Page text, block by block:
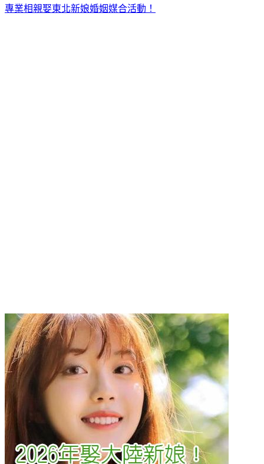
專業相親娶東北新娘婚姻媒合活動！